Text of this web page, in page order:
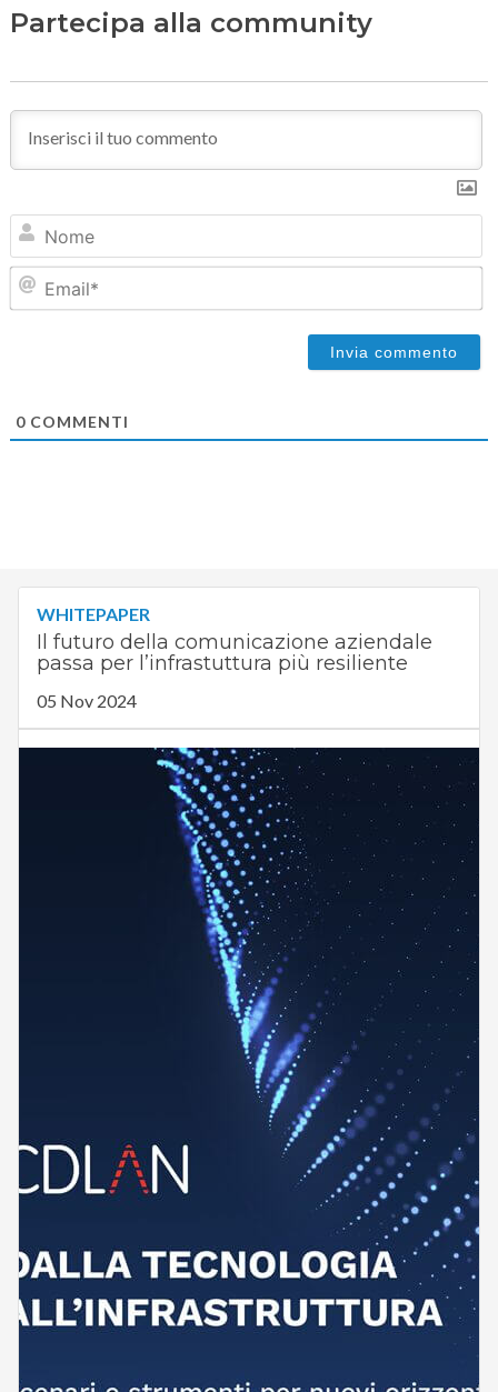
Partecipa alla community
0COMMENTI
WHITEPAPER
Il futuro della comunicazione aziendale
passa per l’infrastuttura più resiliente
05 Nov 2024